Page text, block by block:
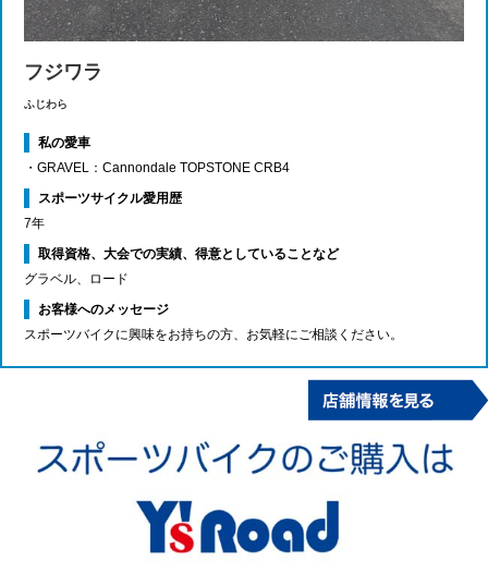
フジワラ
ふじわら
私の愛車
・GRAVEL：Cannondale TOPSTONE CRB4
スポーツサイクル愛用歴
7年
取得資格、大会での実績、得意としていることなど
グラベル、ロード
お客様へのメッセージ
スポーツバイクに興味をお持ちの方、お気軽にご相談ください。